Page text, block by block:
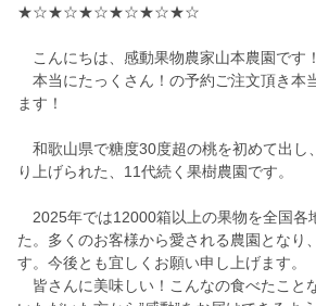
★☆★☆★☆★☆★☆★☆
こんにちは、感動果物農家山本農園です！
本当にたっくさん！の予約ご注文頂き本
ます！
和歌山県で糖度30度超の桃を初めて出し
り上げられた、11代続く果樹農園です。
2025年では12000箱以上の果物を全国各
た。多くのお客様から愛される農園となり
す。今後とも宜しくお願い申し上げます。
皆さんに美味しい！こんなの食べたこと